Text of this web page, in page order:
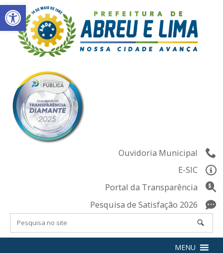
Abrir a barra de ferramentas
Skip
to
content
Ouvidoria Municipal
E-SIC
Portal da Transparência
Pesquisa de Satisfação 2026
MENU